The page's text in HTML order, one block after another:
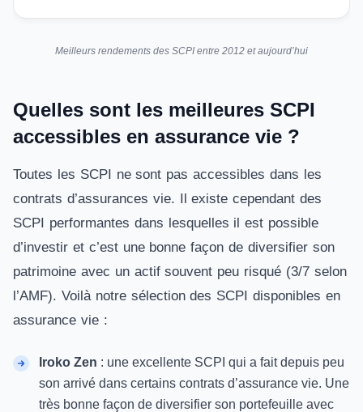
Meilleurs rendements des SCPI entre 2012 et aujourd’hui
Quelles sont les meilleures SCPI
accessibles en assurance vie ?
Toutes les SCPI ne sont pas accessibles dans les
contrats d’assurances vie. Il existe cependant des
SCPI performantes dans lesquelles il est possible
d’investir et c’est une bonne façon de diversifier son
patrimoine avec un actif souvent peu risqué (3/7 selon
l’AMF). Voilà notre sélection des SCPI disponibles en
assurance vie:
Iroko Zen : une excellente SCPI qui a fait depuis peu
son arrivé dans certains contrats d’assurance vie. Une
très bonne façon de diversifier son portefeuille avec